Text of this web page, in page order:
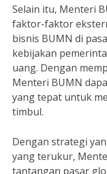
Selain itu, Menteri
faktor-faktor
bisnis BUMN di
kebijakan
uang. Dengan
Menteri BUMN
yang tepat untuk
timbul.
Dengan strategi
yang terukur,
tantangan pasar